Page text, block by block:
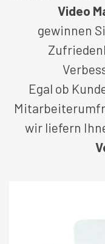
Video
gewinnen
Egal ob
wir liefern